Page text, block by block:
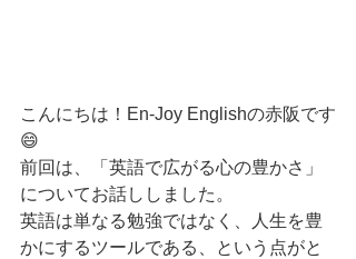
こんにちは！En-Joy Englishの赤阪です
😄
前回は、「英語で広がる心の豊かさ」
についてお話ししました。
英語は単なる勉強ではなく、人生を豊
かにするツールである、という点がと